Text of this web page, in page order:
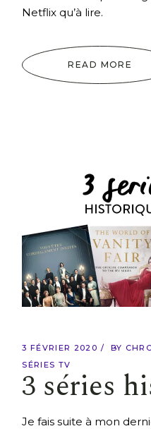
Netflix qu’à lire.
READ MORE
3 FÉVRIER 2020 BY
SÉRIES TV
3 séries
Je fais suite à mon